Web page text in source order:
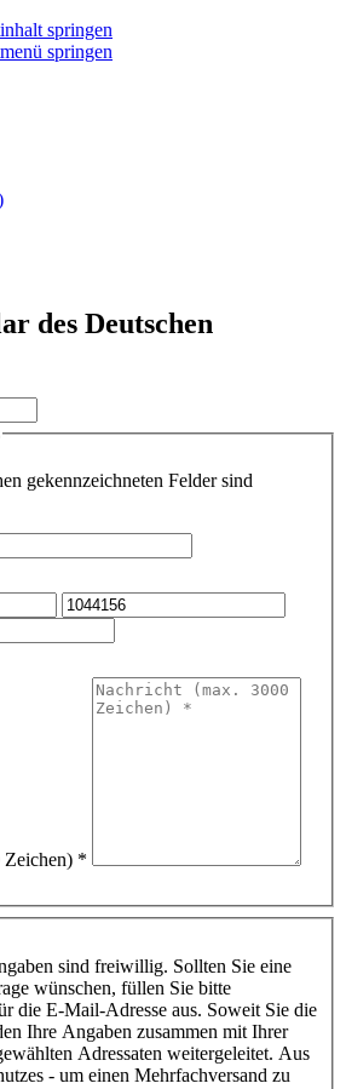
springen
springen
des Deutschen
gekennzeichneten Felder sind
*
sind freiwillig. Sollten Sie eine
wünschen, füllen Sie bitte
die E-Mail-Adresse aus. Soweit Sie die
Ihre Angaben zusammen mit Ihrer
Adressaten weitergeleitet. Aus
- um einen Mehrfachversand zu